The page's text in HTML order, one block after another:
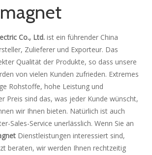
Co., Ltd. ist ein führender China
Zulieferer und Exporteur. Das
Qualität der Produkte, so dass unsere
von vielen Kunden zufrieden. Extremes
Rohstoffe, hohe Leistung und
Preis sind das, was jeder Kunde wünscht,
wir Ihnen bieten. Natürlich ist auch
Sales-Service unerlässlich. Wenn Sie an
Dienstleistungen interessiert sind,
beraten, wir werden Ihnen rechtzeitig